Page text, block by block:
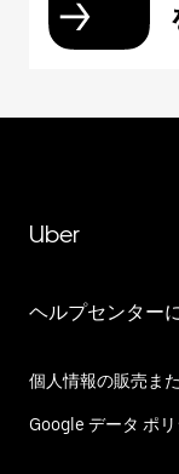
Uber
ヘルプセンター
個人情報の販売ま
Google データ ポ